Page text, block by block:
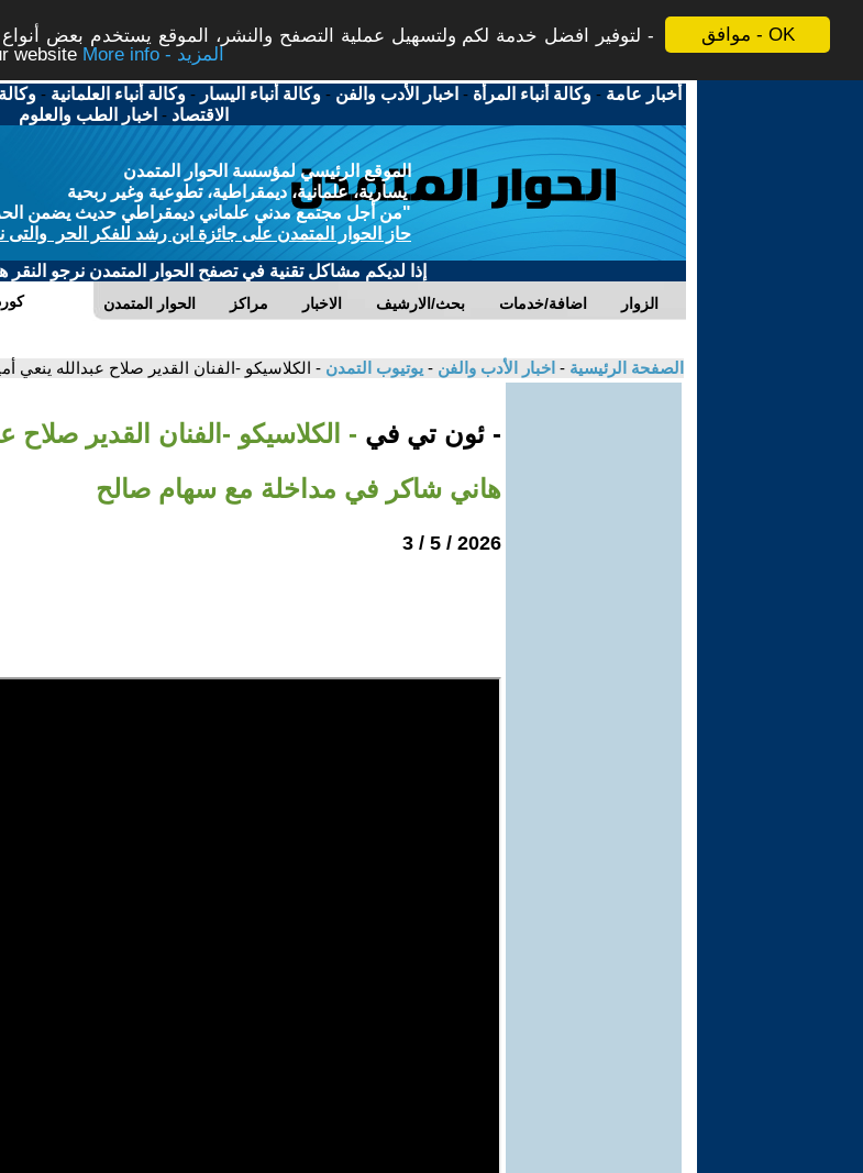
موافق - OK
لتوفير افضل خدمة لكم ولتسهيل عملية التصفح والنشر، الموقع يستخدم بعض
website
More info - المزيد
أخبار عامة -وكالة أنباء المرأة - اخبار الأدب والفن -وكالة أنباء اليسار -وكالة أنباء العلمانية -
الاقتصاد - اخبار الطب والعلوم
الموقع الرئيسي لمؤسسة الحوار المتمدن
يسارية، علمانية، ديمقراطية، تطوعية وغير ربحية
"من أجل مجتمع مدني علماني ديمقراطي حديث يضمن الحرية
حاز الحوار المتمدن على جائزة ابن رشد للفكر الحر والتى
إذا لديكم مشاكل تقنية في تصفح الحوار المتمدن نرجو النقر
الحوار المتمدن مراكز الاخبار بحث/الارشيف اضافة/خدمات الزوار
الصفحة الرئيسية - اخبار الأدب والفن - يوتيوب التمدن - الكلاسيكو -الفنان القدير صلاح عبدالله
- ئون تي في - الكلاسيكو -الفنان القدير صلاح
هاني شاكر في مداخلة مع سهام صالح
2026 / 5 / 3